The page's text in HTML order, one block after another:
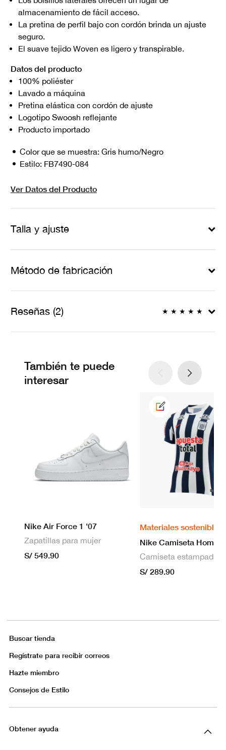
almacenamiento de fácil acceso.
La pretina de perfil bajo con cordón brinda un ajuste
seguro.
El suave tejido Woven es ligero y transpirable.
Datos del producto
100% poliéster
Lavado a máquina
Pretina elástica con cordón de ajuste
Logotipo Swoosh reflejante
Producto importado
Color que se muestra: Gris humo/Negro
Estilo: FB7490-084
Ver Datos del Producto
Talla y ajuste
Método de fabricación
Reseñas (2) ★ ★ ★ ★ ★
También te puede
interesar
Nike Air Force 1 '07
Zapatillas para mujer
S/ 549.90
Materiales sostenibles
S/ 289.90
Buscar tienda
Regístrate para recibir correos
Hazte miembro
Consejos de Estilo
Obtener ayuda